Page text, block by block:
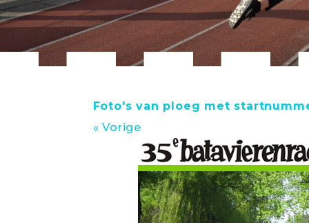
Foto's van ploeg met
« Vorige